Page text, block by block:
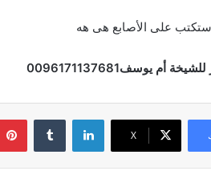
على الأصابع هى هه
للشيخة أم يوسف0096171137681
X
لينكدإن